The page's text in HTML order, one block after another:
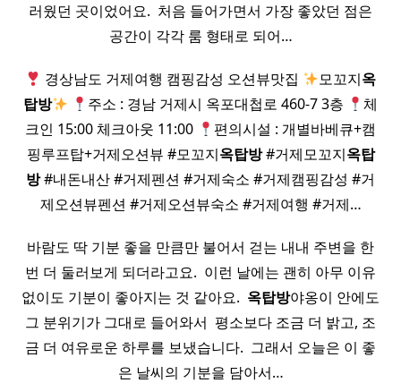
러웠던 곳이었어요. ​ 처음 들어가면서 가장 좋았던 점은
공간이 각각 룸 형태로 되어…
경상남도 거제여행 캠핑감성 오션뷰맛집 모꼬지옥
탑방
주소 : 경남 거제시 옥포대첩로 460-7 3층
체
크인 15:00 체크아웃 11:00
편의시설 : 개별바베큐+캠
핑루프탑+거제오션뷰 #모꼬지옥탑방#거제모꼬지옥탑
방#내돈내산 #거제펜션 #거제숙소 #거제캠핑감성 #거
제오션뷰펜션 #거제오션뷰숙소 #거제여행 #거제…
바람도 딱 기분 좋을 만큼만 불어서 걷는 내내 주변을 한
번 더 둘러보게 되더라고요. ​ 이런 날에는 괜히 아무 이유
없이도 기분이 좋아지는 것 같아요. ​ 옥탑방야옹이 안에도
그 분위기가 그대로 들어와서 ​ 평소보다 조금 더 밝고, 조
금 더 여유로운 하루를 보냈습니다. ​ 그래서 오늘은 이 좋
은 날씨의 기분을 담아서…